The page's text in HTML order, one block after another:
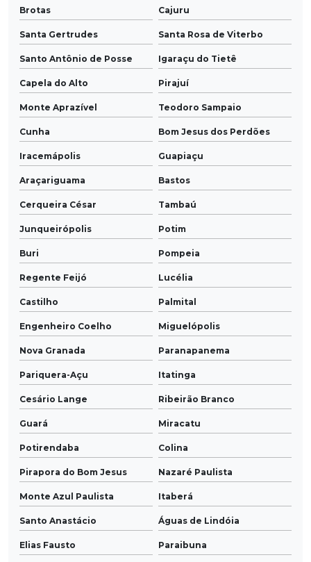
Brotas Cajuru
Santa Gertrudes Santa Rosa de Viterbo
Santo Antônio de Posse Igaraçu do Tietê
Capela do Alto Pirajuí
Monte Aprazível Teodoro Sampaio
Cunha Bom Jesus dos Perdões
Iracemápolis Guapiaçu
Araçariguama Bastos
Cerqueira César Tambaú
Junqueirópolis Potim
Buri Pompeia
Regente Feijó Lucélia
Castilho Palmital
Engenheiro Coelho Miguelópolis
Nova Granada Paranapanema
Pariquera-Açu Itatinga
Cesário Lange Ribeirão Branco
Guará Miracatu
Potirendaba Colina
Pirapora do Bom Jesus Nazaré Paulista
Monte Azul Paulista Itaberá
Santo Anastácio Águas de Lindóia
Elias Fausto Paraibuna